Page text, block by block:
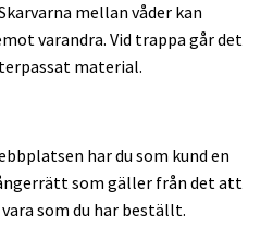
mellan våder kan
varandra. Vid trappa går det
material.
har du som kund en
som gäller från det att
som du har beställt.